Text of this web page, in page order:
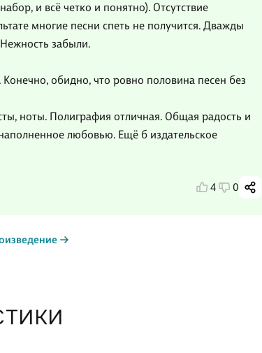
и всё четко и понятно). Отсутствие
многие песни спеть не получится. Дважды
забыли.
обидно, что ровно половина песен без
ноты. Полиграфия отличная. Общая радость и
любовью. Ещё б издательское
4 0